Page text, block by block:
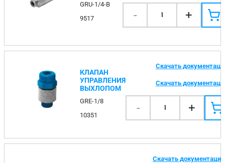
GRU-1/4-B
9517
- 1 +
КЛАПАН
УПРАВЛЕНИЯ
ВЫХЛОПОМ
GRE-1/8
10351
Скачать
Скачать
- 1 +
Скачать